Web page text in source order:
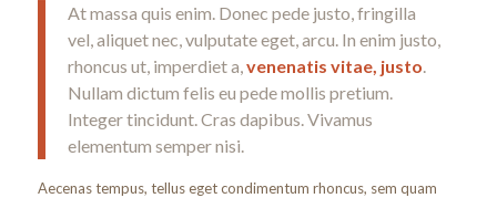
At massa quis enim. Donec pede justo, fringilla
vel, aliquet nec, vulputate eget, arcu. In enim justo,
rhoncus ut, imperdiet a, venenatis vitae, justo
Nullam dictum felis eu pede mollis pretium.
Integer tincidunt. Cras dapibus. Vivamus
elementum semper nisi.
Aecenas tempus, tellus eget condimentum rhoncus, sem quam